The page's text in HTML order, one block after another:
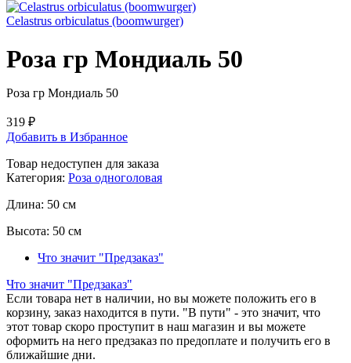
Celastrus orbiculatus (boomwurger)
Роза гр Мондиаль 50
Роза гр Мондиаль 50
319 ₽
Добавить в Избранное
Товар недоступен для заказа
Категория: Роза одноголовая
Длина: 50 см
Высота: 50 см
Что значит "Предзаказ"
Что значит "Предзаказ"
Если товара нет в наличии, но вы можете положить его в
корзину, заказ находится в пути. "В пути" - это значит, что
этот товар скоро проступит в наш магазин и вы можете
оформить на него предзаказ по предоплате и получить его в
ближайшие дни.